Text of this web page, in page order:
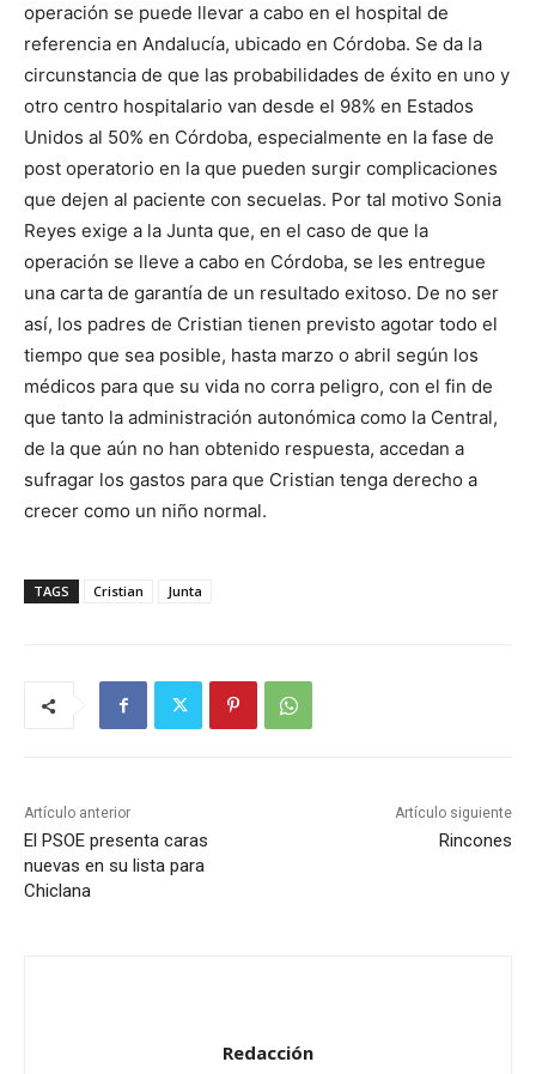
operación se puede llevar a cabo en el hospital de
referencia en Andalucía, ubicado en Córdoba. Se da la
circunstancia de que las probabilidades de éxito en uno y
otro centro hospitalario van desde el 98% en Estados
Unidos al 50% en Córdoba, especialmente en la fase de
post operatorio en la que pueden surgir complicaciones
que dejen al paciente con secuelas. Por tal motivo Sonia
Reyes exige a la Junta que, en el caso de que la
operación se lleve a cabo en Córdoba, se les entregue
una carta de garantía de un resultado exitoso. De no ser
así, los padres de Cristian tienen previsto agotar todo el
tiempo que sea posible, hasta marzo o abril según los
médicos para que su vida no corra peligro, con el fin de
que tanto la administración autonómica como la Central,
de la que aún no han obtenido respuesta, accedan a
sufragar los gastos para que Cristian tenga derecho a
crecer como un niño normal.
TAGS Cristian Junta
Artículo anterior
El PSOE presenta caras
nuevas en su lista para
Chiclana
Artículo siguiente
Rincones
Redacción